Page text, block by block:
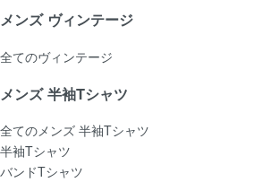
メンズ ヴィンテージ
全てのヴィンテージ
メンズ 半袖Tシャツ
全てのメンズ 半袖Tシャツ
半袖Tシャツ
バンドTシャツ